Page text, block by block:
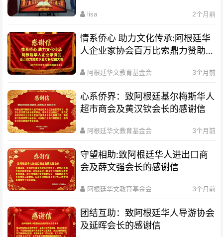
lisa 2个月前
情系侨心 助力文化传承:阿根廷华
人企业家协会百万比索鼎力赞助水
阿根廷华文教育基金会 3个月前
心系侨界​：致阿根廷基尔梅斯华人
超市商会及黄汉钦会长的感谢信
阿根廷华文教育基金会 3个月前
守望相助:致阿根廷华人进出口商
会及薛文强会长的感谢信
阿根廷华文教育基金会 3个月前
团结互助：致阿根廷华人导游协会
及延晖会长的感谢信